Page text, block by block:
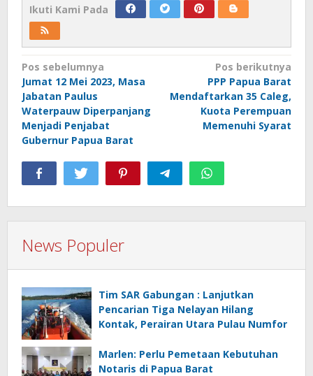
Ikuti Kami Pada
Navigasi
pos
Pos sebelumnya
Jumat 12 Mei 2023, Masa
Jabatan Paulus
Waterpauw Diperpanjang
Menjadi Penjabat
Gubernur Papua Barat
Pos berikutnya
PPP Papua Barat
Mendaftarkan 35 Caleg,
Kuota Perempuan
Memenuhi Syarat
News Populer
Tim SAR Gabungan : Lanjutkan
Pencarian Tiga Nelayan Hilang
Kontak, Perairan Utara Pulau Numfor
Marlen: Perlu Pemetaan Kebutuhan
Notaris di Papua Barat